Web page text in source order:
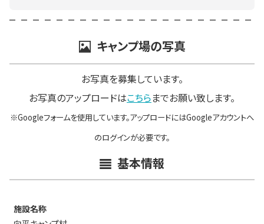
キャンプ場の写真
お写真を募集しています。
お写真のアップロードはこちらまでお願い致します。
※Googleフォームを使用しています。アップロードにはGoogleアカウントへ
のログインが必要です。
基本情報
施設名称